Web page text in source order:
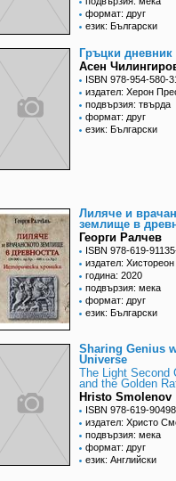
формат: друг
език: Български
Гръцки дневник
Асен
ISBN 978-954-580-
издател: Херон
подвързия: твърда
формат: друг
език: Български
Лиляче и
землище в
Георги Ралчев
ISBN 978-619-
издател: Хистореон
година: 2020
подвързия: мека
формат: друг
език: Български
Sharing Genius
Universe
The Light Second
and the Golden
Hristo Smolenov
ISBN 978-619-
издател: Христо
подвързия: мека
формат: друг
език: Английски